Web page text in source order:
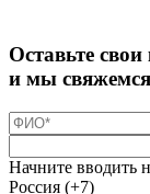
Оставьте
и мы
Начните вводить
Россия (+7)